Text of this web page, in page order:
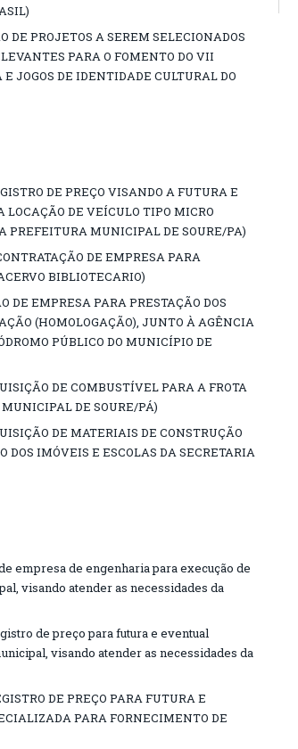
DE PROJETOS A SEREM SELECIONADOS
PARA O FOMENTO DO VII
JOGOS DE IDENTIDADE CULTURAL DO
DE PREÇO VISANDO A FUTURA E
DE VEÍCULO TIPO MICRO
PREFEITURA MUNICIPAL DE SOURE/PA)
DE EMPRESA PARA
BIBLIOTECARIO)
EMPRESA PARA PRESTAÇÃO DOS
(HOMOLOGAÇÃO), JUNTO À AGÊNCIA
PÚBLICO DO MUNICÍPIO DE
DE COMBUSTÍVEL PARA A FROTA
DE SOURE/PÁ)
DE MATERIAIS DE CONSTRUÇÃO
IMÓVEIS E ESCOLAS DA SECRETARIA
empresa de engenharia para execução de
visando atender as necessidades da
de preço para futura e eventual
visando atender as necessidades da
DE PREÇO PARA FUTURA E
PARA FORNECIMENTO DE